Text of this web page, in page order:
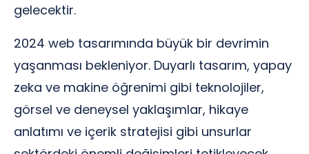
gelecektir.
2024 web tasarımında büyük bir devrimin
yaşanması bekleniyor. Duyarlı tasarım, yapay
zeka ve makine öğrenimi gibi teknolojiler,
görsel ve deneysel yaklaşımlar, hikaye
anlatımı ve içerik stratejisi gibi unsurlar